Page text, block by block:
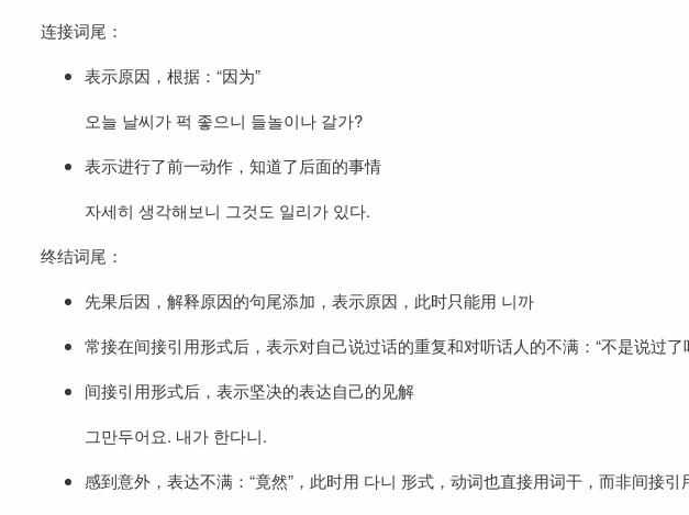
连接词尾：
表示原因，根据：“因为”
오늘 날씨가 퍽 좋으니 들놀이나 갈가?
表示进行了前一动作，知道了后面的事情
자세히 생각해보니 그것도 일리가 있다.
终结词尾：
先果后因，解释原因的句尾添加，表示原因，此时只能用 니까
常接在间接引用形式后，表示对自己说过话的重复和对听话人的不满：“不是说过了
间接引用形式后，表示坚决的表达自己的见解
그만두어요. 내가 한다니.
感到意外，表达不满：“竟然”，此时用 다니 形式，动词也直接用词干，而非间接引